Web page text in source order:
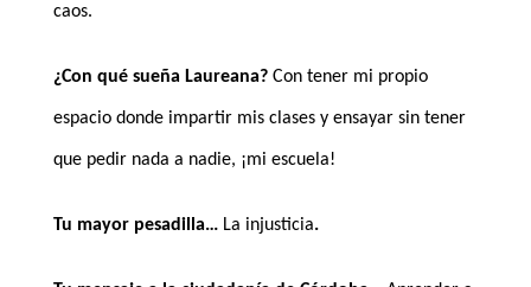
caos.
¿Con qué sueña Laureana? Con tener mi propio
espacio donde impartir mis clases y ensayar sin tener
que pedir nada a nadie, ¡mi escuela!
Tu mayor pesadilla… La injusticia.